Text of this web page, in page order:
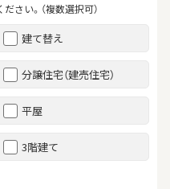
さい。（複数選択可）
建て替え
分譲住宅（建売住宅）
平屋
3階建て